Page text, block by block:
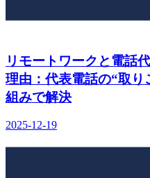
リモートワークと電話
理由：代表電話の“取り
組みで解決
2025-12-19